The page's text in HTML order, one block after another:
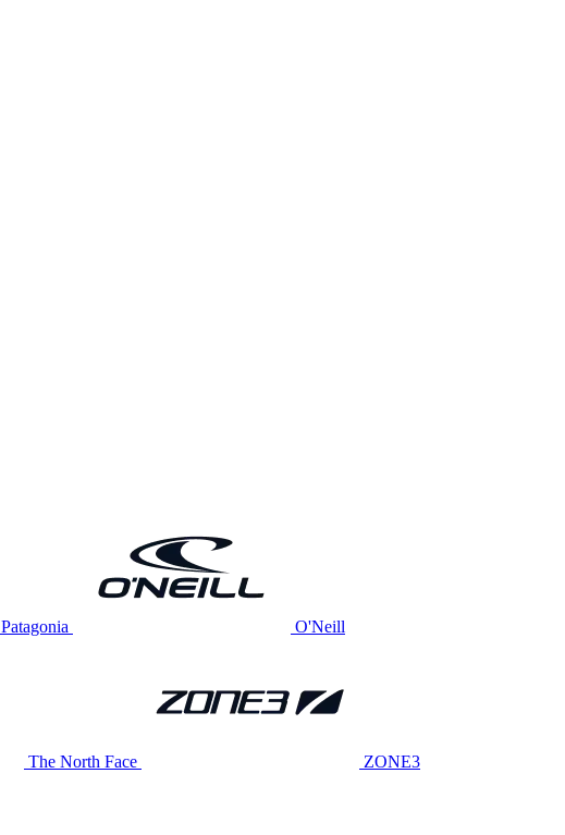
Patagonia O'Neill
The North Face ZONE3